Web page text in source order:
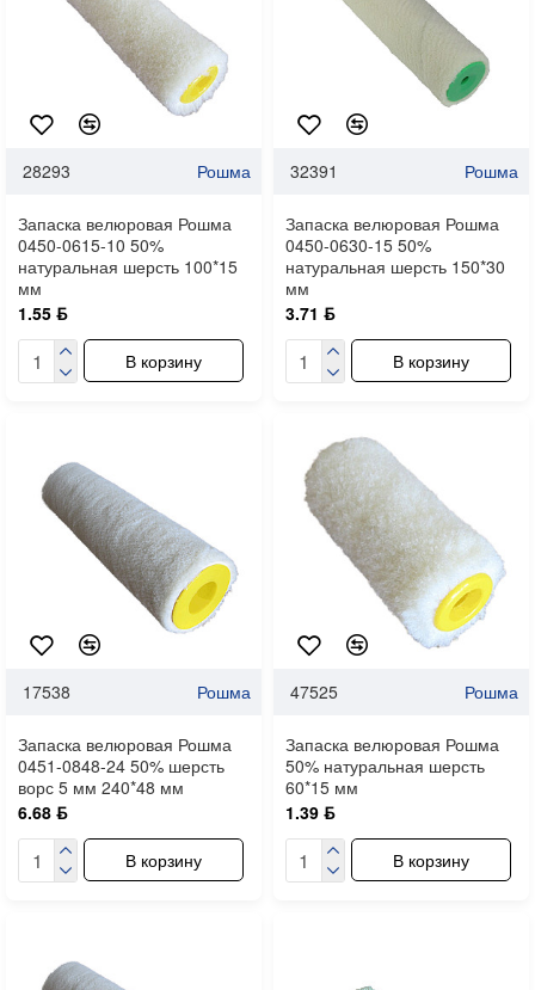
28293 Рошма
Запаска велюровая Рошма
0450-0615-10 50%
натуральная шерсть 100*15
мм
1.55 ƃ
В корзину
32391 Рошма
Запаска велюровая Рошма
0450-0630-15 50%
натуральная шерсть 150*30
мм
3.71 ƃ
В корзину
17538 Рошма
Запаска велюровая Рошма
0451-0848-24 50% шерсть
ворс 5 мм 240*48 мм
6.68 ƃ
В корзину
47525 Рошма
Запаска велюровая Рошма
50% натуральная шерсть
60*15 мм
1.39 ƃ
В корзину